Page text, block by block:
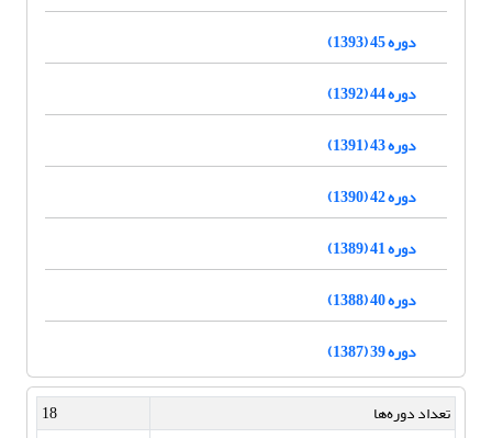
دوره 45 (1393)
دوره 44 (1392)
دوره 43 (1391)
دوره 42 (1390)
دوره 41 (1389)
دوره 40 (1388)
دوره 39 (1387)
تعداد دوره‌ها
18